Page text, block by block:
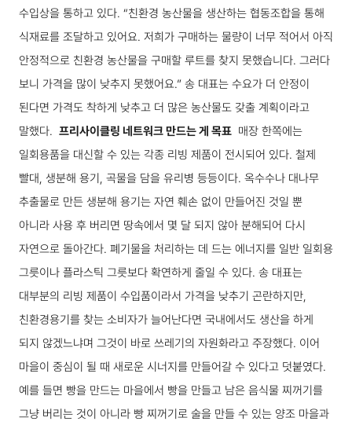
수입상을 통하고 있다. “친환경 농산물을 생산하는 협동조합을 통해
식재료를 조달하고 있어요. 저희가 구매하는 물량이 너무 적어서 아직
안정적으로 친환경 농산물을 구매할 루트를 찾지 못했습니다. 그러다
보니 가격을 많이 낮추지 못했어요.” 송 대표는 수요가 더 안정이
된다면 가격도 착하게 낮추고 더 많은 농산물도 갖출 계획이라고
말했다. 프리사이클링 네트워크 만드는 게 목표 매장 한쪽에는
일회용품을 대신할 수 있는 각종 리빙 제품이 전시되어 있다. 철제
빨대, 생분해 용기, 곡물을 담을 유리병 등등이다. 옥수수나 대나무
추출물로 만든 생분해 용기는 자연 훼손 없이 만들어진 것일 뿐
아니라 사용 후 버리면 땅속에서 몇 달 되지 않아 분해되어 다시
자연으로 돌아간다. 폐기물을 처리하는 데 드는 에너지를 일반 일회용
그릇이나 플라스틱 그릇보다 확연하게 줄일 수 있다. 송 대표는
대부분의 리빙 제품이 수입품이라서 가격을 낮추기 곤란하지만,
친환경용기를 찾는 소비자가 늘어난다면 국내에서도 생산을 하게
되지 않겠느냐며 그것이 바로 쓰레기의 자원화라고 주장했다. 이어
마을이 중심이 될 때 새로운 시너지를 만들어갈 수 있다고 덧붙였다.
예를 들면 빵을 만드는 마을에서 빵을 만들고 남은 음식물 찌꺼기를
그냥 버리는 것이 아니라 빵 찌꺼기로 술을 만들 수 있는 양조 마을과